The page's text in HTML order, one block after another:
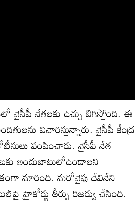
నేతలకు ఉచ్చు బిగిస్తోంది. ఈ
విచారిస్తున్నారు. వైసీపీ కేంద్ర
పంపించారు. వైసీపీ నేత
అందుబాటులోఉండాలని
మారింది. మరోవైపు దేవినేని
హైకోర్టు తీర్పు రిజర్వు చేసింది.